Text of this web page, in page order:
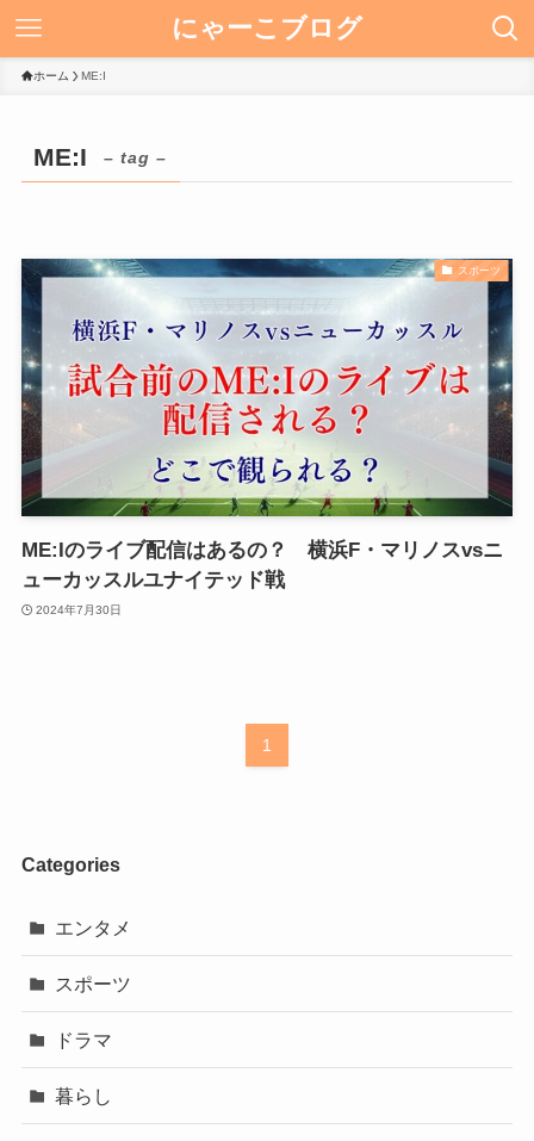
にゃーこブログ
ホーム ME:I
ME:I – tag –
スポーツ
ME:Iのライブ配信はあるの？ 横浜F・マリノスvsニ
ューカッスルユナイテッド戦
2024年7月30日
1
Categories
エンタメ
スポーツ
ドラマ
暮らし